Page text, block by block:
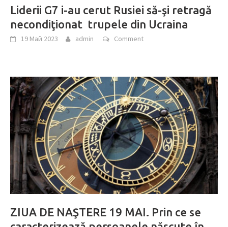
Liderii G7 i-au cerut Rusiei să-şi retragă
necondiţionat trupele din Ucraina
19 Май 2023 admin Comment
ZIUA DE NAŞTERE 19 MAI. Prin ce se